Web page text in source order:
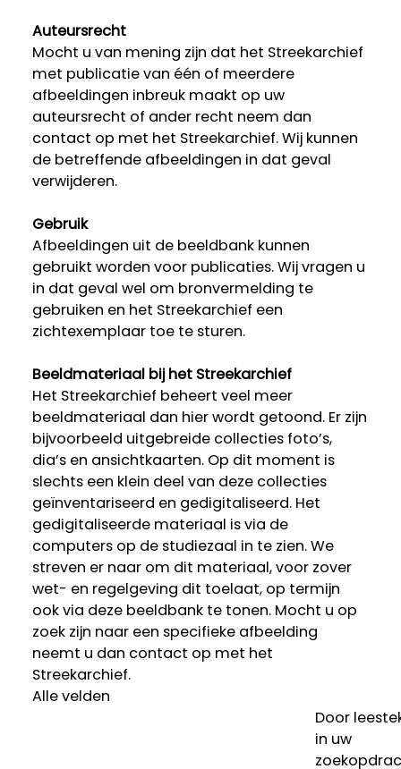
Auteursrecht
Mocht u van mening zijn dat het Streekarchief
met publicatie van één of meerdere
afbeeldingen inbreuk maakt op uw
auteursrecht of ander recht neem dan
contact op met het Streekarchief. Wij kunnen
de betreffende afbeeldingen in dat geval
verwijderen.
Gebruik
Afbeeldingen uit de beeldbank kunnen
gebruikt worden voor publicaties. Wij vragen u
in dat geval wel om bronvermelding te
gebruiken en het Streekarchief een
zichtexemplaar toe te sturen.
Beeldmateriaal bij het Streekarchief
Het Streekarchief beheert veel meer
beeldmateriaal dan hier wordt getoond. Er zijn
bijvoorbeeld uitgebreide collecties foto’s,
dia’s en ansichtkaarten. Op dit moment is
slechts een klein deel van deze collecties
geïnventariseerd en gedigitaliseerd. Het
gedigitaliseerde materiaal is via de
computers op de studiezaal in te zien. We
streven er naar om dit materiaal, voor zover
wet- en regelgeving dit toelaat, op termijn
ook via deze beeldbank te tonen. Mocht u op
zoek zijn naar een specifieke afbeelding
neemt u dan contact op met het
Streekarchief.
Alle velden
Door
in uw